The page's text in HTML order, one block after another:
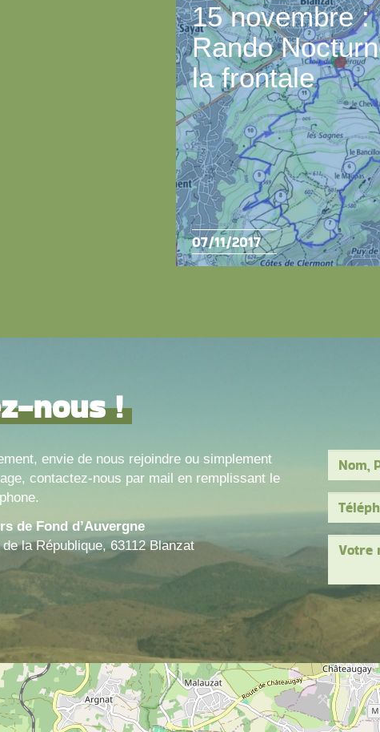
15 novembre :
Rando
la frontale
07/11/2017
nous !
envie de nous rejoindre ou simplement
contactez-nous par mail en remplissant le
de Fond d’Auvergne
la République, 63112 Blanzat